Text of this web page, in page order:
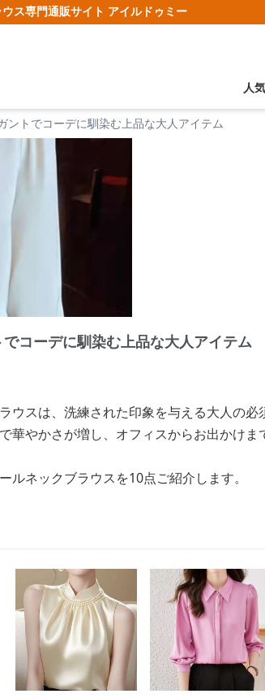
ウス専門通販サイト アイルドゥミー
人
ントでコーデに馴染む上品な大人アイテム
コーデに馴染む上品な大人アイテム
ウスは、洗練された印象を与える大人の必
華やかさが増し、オフィスからお出かけ
ネックブラウスを10点ご紹介します。